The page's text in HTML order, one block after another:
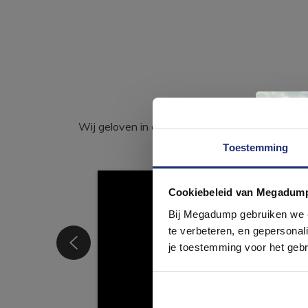
Toestemming
Cookiebeleid van
Bij Megadump gebruiken
te verbeteren, en
je toestemming voor het
Wij geloven in de kracht van delen. Deel jouw